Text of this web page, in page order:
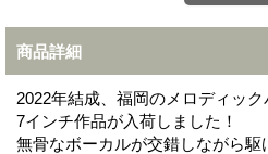
商品詳細
2022年結成、福岡のメロディッ
7インチ作品が入荷しました！
無骨なボーカルが交錯しながら駆